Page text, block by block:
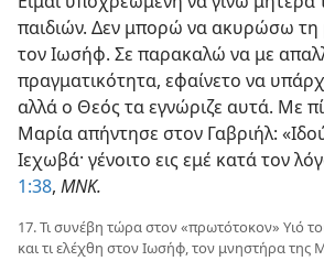
παιδιών. Δεν μπορώ να ακυρώσω τη
τον Ιωσήφ. Σε παρακαλώ να με
πραγματικότητα, εφαίνετο να
αλλά ο Θεός τα εγνώριζε αυτά. Με
Μαρία απήντησε στον Γαβριήλ:
Ιεχωβά· γένοιτο εις εμέ κατά τον
1:38, ΜΝΚ.
17. Τι συνέβη τώρα στον «πρωτότοκον» Υιό
και τι ελέχθη στον Ιωσήφ, τον μνηστήρα της